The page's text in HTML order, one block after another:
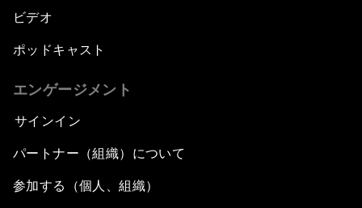
The Fourth Industrial Revolution in the Arab
World
Radicalization: Lessons from the Past
ビデオ
ポッドキャスト
エンゲージメント
サインイン
パートナー（組織）について
参加する（個人、組織）